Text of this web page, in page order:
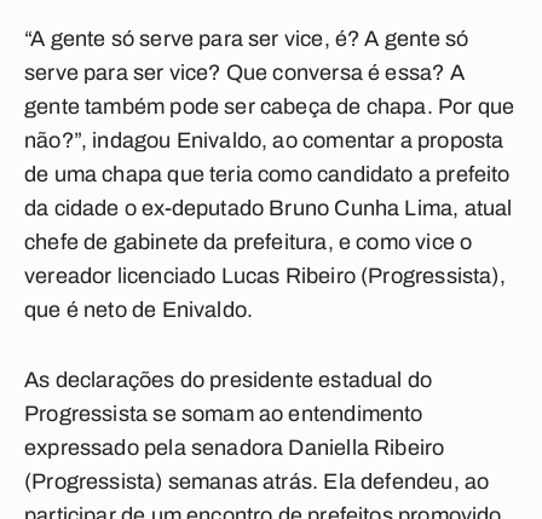
“A gente só serve para ser vice, é? A gente só
serve para ser vice? Que conversa é essa? A
gente também pode ser cabeça de chapa. Por que
não?”, indagou Enivaldo, ao comentar a proposta
de uma chapa que teria como candidato a prefeito
da cidade o ex-deputado Bruno Cunha Lima, atual
chefe de gabinete da prefeitura, e como vice o
vereador licenciado Lucas Ribeiro (Progressista),
que é neto de Enivaldo.
As declarações do presidente estadual do
Progressista se somam ao entendimento
expressado pela senadora Daniella Ribeiro
(Progressista) semanas atrás. Ela defendeu, ao